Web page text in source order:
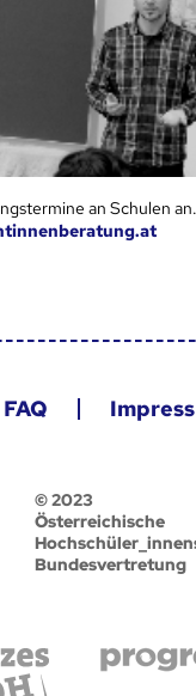
an Schulen
FAQ
© 2023
Österreichische
Bundesvertretung